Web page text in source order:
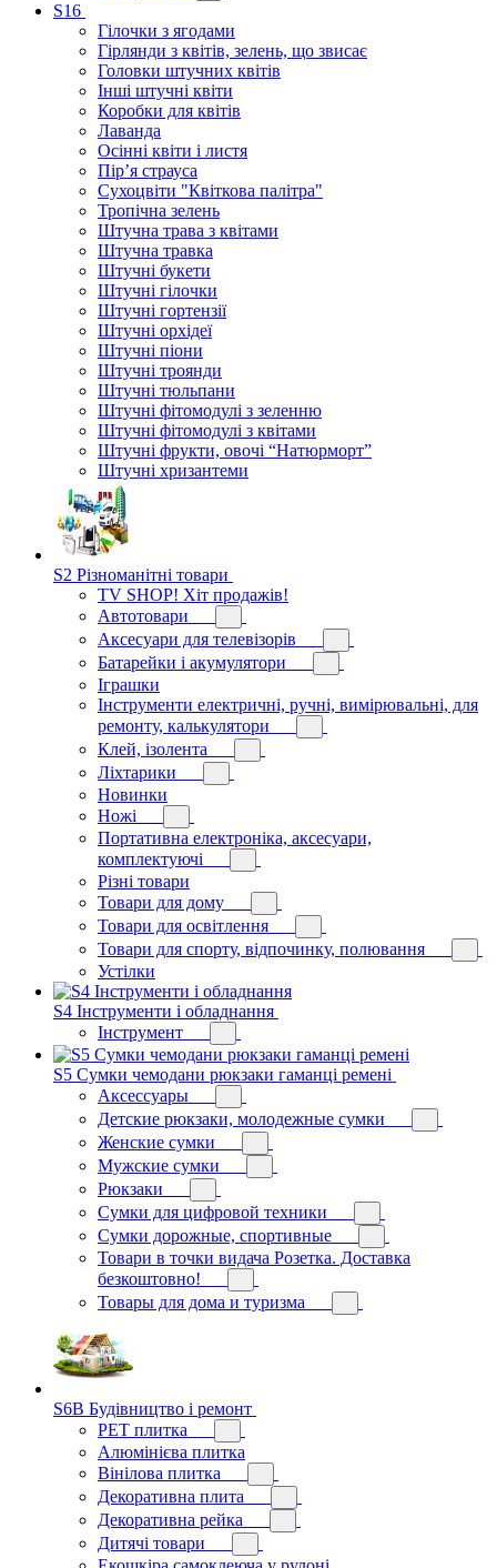
S16
Гілочки з ягодами
Гірлянди з квітів, зелень, що звисає
Головки штучних квітів
Інші штучні квіти
Коробки для квітів
Лаванда
Осінні квіти і листя
Пір’я страуса
Сухоцвіти "Квіткова палітра"
Тропічна зелень
Штучна трава з квітами
Штучна травка
Штучні букети
Штучні гілочки
Штучні гортензії
Штучні орхідеї
Штучні піони
Штучні троянди
Штучні тюльпани
Штучні фітомодулі з зеленню
Штучні фітомодулі з квітами
Штучні фрукти, овочі “Натюрморт”
Штучні хризантеми
S2 Різноманітні товари
TV SHOP! Хіт продажів!
Автотовари
Аксесуари для телевізорів
Батарейки і акумулятори
Іграшки
Інструменти електричні, ручні, вимірювальні, для
ремонту, калькулятори
Клей, ізолента
Ліхтарики
Новинки
Ножі
Портативна електроніка, аксесуари,
комплектуючі
Різні товари
Товари для дому
Товари для освітлення
Товари для спорту, відпочинку, полювання
Устілки
S4 Інструменти і обладнання
Інструмент
S5 Сумки чемодани рюкзаки гаманці ремені
Аксессуары
Детские рюкзаки, молодежные сумки
Женские сумки
Мужские сумки
Рюкзаки
Сумки для цифровой техники
Сумки дорожные, спортивные
Товари в точки видача Розетка. Доставка
безкоштовно!
Товары для дома и туризма
S6B Будівництво і ремонт
PЕT плитка
Алюмінієва плитка
Вінілова плитка
Декоративна плита
Декоративна рейка
Дитячі товари